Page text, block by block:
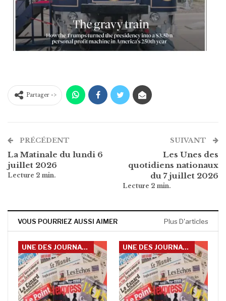
Partager ->
PRÉCÉDENT
La Matinale du lundi 6
juillet 2026
SUIVANT
Les Unes des
quotidiens nationaux
du 7 juillet 2026
VOUS POURRIEZ AUSSI AIMER Plus D'articles
UNE DES JOURNAUX INTERNATIONAUX UNE DES JOURNAUX INTERNATIONAUX